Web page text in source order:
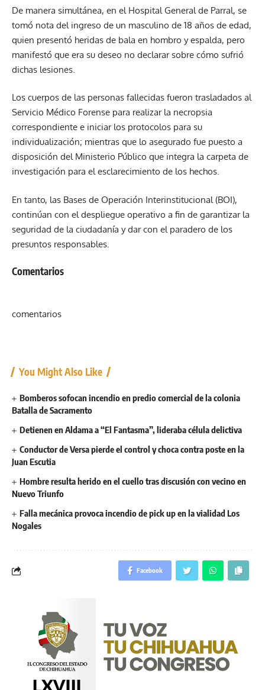
De manera simultánea, en el Hospital General de Parral, se
tomó nota del ingreso de un masculino de 18 años de edad,
quien presentó heridas de bala en hombro y espalda, pero
manifestó que era su deseo no declarar sobre cómo sufrió
dichas lesiones.
Los cuerpos de las personas fallecidas fueron trasladados al
Servicio Médico Forense para realizar la necropsia
correspondiente e iniciar los protocolos para su
individualización; mientras que lo asegurado fue puesto a
disposición del Ministerio Público que integra la carpeta de
investigación para el esclarecimiento de los hechos.
En tanto, las Bases de Operación Interinstitucional (BOI),
continúan con el despliegue operativo a fin de garantizar la
seguridad de la ciudadanía y dar con el paradero de los
presuntos responsables.
Comentarios
comentarios
You Might Also Like
Bomberos sofocan incendio en predio comercial de la colonia
Batalla de Sacramento
Detienen en Aldama a “El Fantasma”, lideraba célula delictiva
Conductor de Versa pierde el control y choca contra poste en la
Juan Escutia
Hombre resulta herido en el cuello tras discusión con vecino en
Nuevo Triunfo
Falla mecánica provoca incendio de pick up en la vialidad Los
Nogales
Facebook